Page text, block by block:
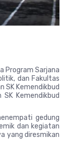
Program Sarjana
dan Fakultas
SK Kemendikbud
Kemendikbud
gedung
dan kegiatan
yang diresmikan